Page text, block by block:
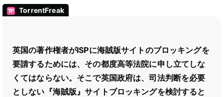
TorrentFreak
英国の著作権者がISPに海賊版サイトのブロッキングを
要請するためには、その都度高等法院に申し立てしな
くてはならない。そこで英国政府は、司法判断を必要
としない『海賊版』サイトブロッキングを検討すると